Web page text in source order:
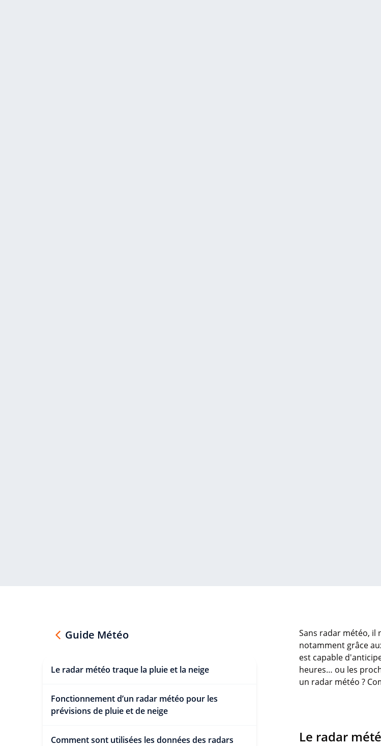
Guide Météo
Le radar météo traque la pluie et la neige
Fonctionnement d’un radar météo pour les
prévisions de pluie et de neige
Comment sont utilisées les données des radars
Sans radar météo, il
notamment grâce
est capable
heures… ou les
un radar météo ?
Le radar